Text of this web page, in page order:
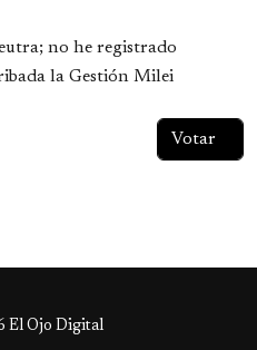
no he registrado
la Gestión Milei
El Ojo Digital